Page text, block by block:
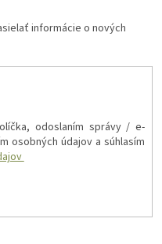
informácie o nových
odoslaním správy / e-
osobných údajov a súhlasím